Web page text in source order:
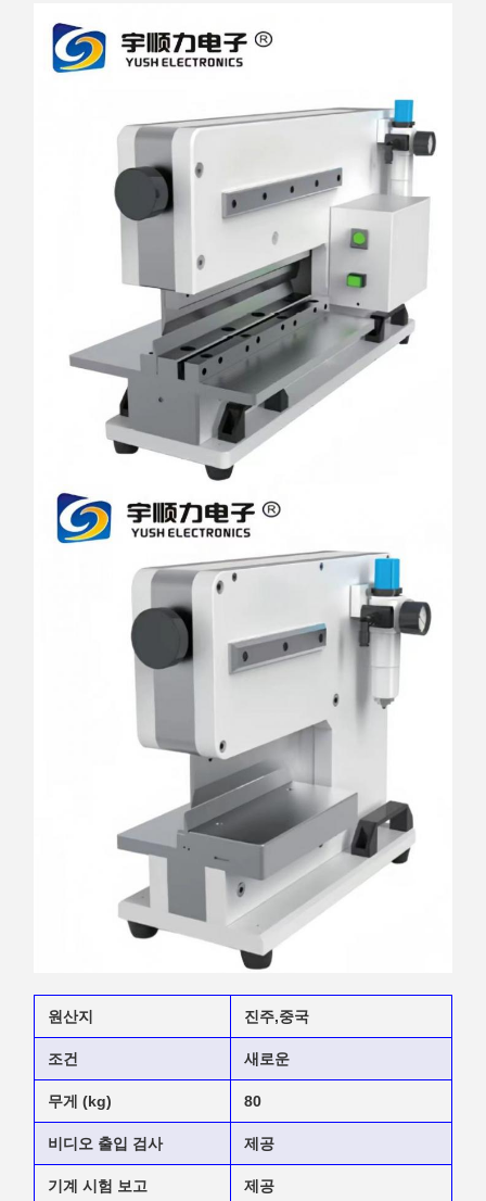
원산지 진주,중국
조건 새로운
무게 (kg) 80
비디오 출입 검사 제공
기계 시험 보고 제공